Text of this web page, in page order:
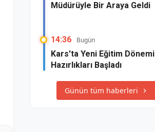
Müdürüyle Bir Araya Geldi
14:36 Bugün
Kars'ta Yeni Eğitim Dönemi
Hazırlıkları Başladı
Günün tüm haberleri